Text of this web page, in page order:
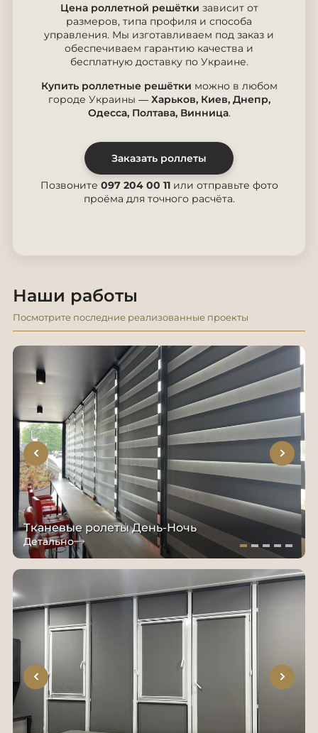
Цена роллетной решётки зависит от
размеров, типа профиля и способа
управления. Мы изготавливаем под заказ и
обеспечиваем гарантию качества и
бесплатную доставку по Украине.
Купить роллетные решётки можно в любом
городе Украины — Харьков, Киев, Днепр,
Одесса, Полтава, Винница.
Заказать роллеты
Позвоните 097 204 00 11или отправьте фото
проёма для точного расчёта.
Наши работы
Посмотрите последние реализованные проекты
Тканевые ролеты День-Ночь
Детально